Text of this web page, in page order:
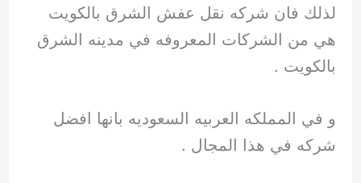
لذلك فان شركه نقل عفش الشرق بالكويت
هي من الشركات المعروفه في مدينه الشرق
بالكويت .
و في المملكه العربيه السعوديه بانها افضل
شركه في هذا المجال .